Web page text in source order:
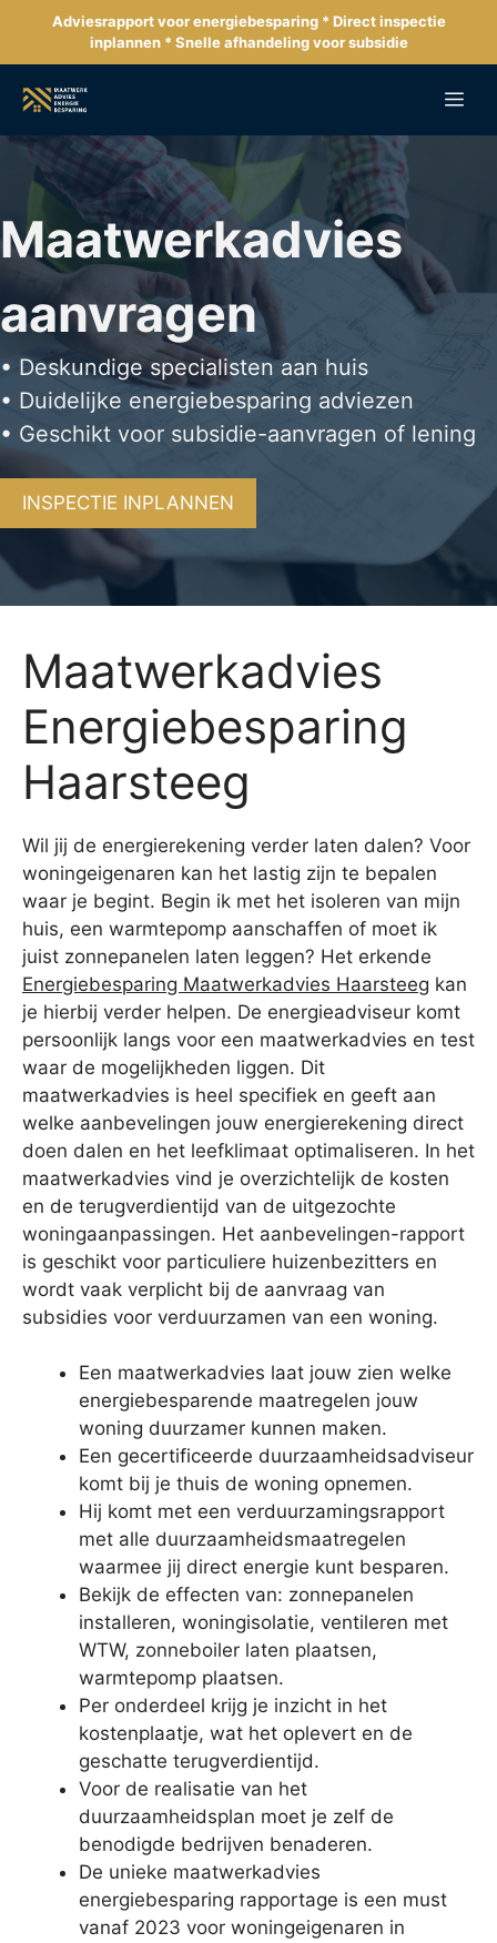
de
inhoud
Adviesrapport voor energiebesparing * Direct inspectie
inplannen * Snelle afhandeling voor subsidie
Maatwerkadvies
aanvragen
• Deskundige specialisten aan huis
• Duidelijke energiebesparing adviezen
• Geschikt voor subsidie-aanvragen of lening
INSPECTIE INPLANNEN
Maatwerkadvies
Energiebesparing
Haarsteeg
Wil jij de energierekening verder laten dalen? Voor
woningeigenaren kan het lastig zijn te bepalen
waar je begint. Begin ik met het isoleren van mijn
huis, een warmtepomp aanschaffen of moet ik
juist zonnepanelen laten leggen? Het erkende
Energiebesparing Maatwerkadvies Haarsteeg kan
je hierbij verder helpen. De energieadviseur komt
persoonlijk langs voor een maatwerkadvies en test
waar de mogelijkheden liggen. Dit
maatwerkadvies is heel specifiek en geeft aan
welke aanbevelingen jouw energierekening direct
doen dalen en het leefklimaat optimaliseren. In het
maatwerkadvies vind je overzichtelijk de kosten
en de terugverdientijd van de uitgezochte
woningaanpassingen. Het aanbevelingen-rapport
is geschikt voor particuliere huizenbezitters en
wordt vaak verplicht bij de aanvraag van
subsidies voor verduurzamen van een woning.
Een maatwerkadvies laat jouw zien welke
energiebesparende maatregelen jouw
woning duurzamer kunnen maken.
Een gecertificeerde duurzaamheidsadviseur
komt bij je thuis de woning opnemen.
Hij komt met een verduurzamingsrapport
met alle duurzaamheidsmaatregelen
waarmee jij direct energie kunt besparen.
Bekijk de effecten van: zonnepanelen
installeren, woningisolatie, ventileren met
WTW, zonneboiler laten plaatsen,
warmtepomp plaatsen.
Per onderdeel krijg je inzicht in het
kostenplaatje, wat het oplevert en de
geschatte terugverdientijd.
Voor de realisatie van het
duurzaamheidsplan moet je zelf de
benodigde bedrijven benaderen.
De unieke maatwerkadvies
energiebesparing rapportage is een must
vanaf 2023 voor woningeigenaren in